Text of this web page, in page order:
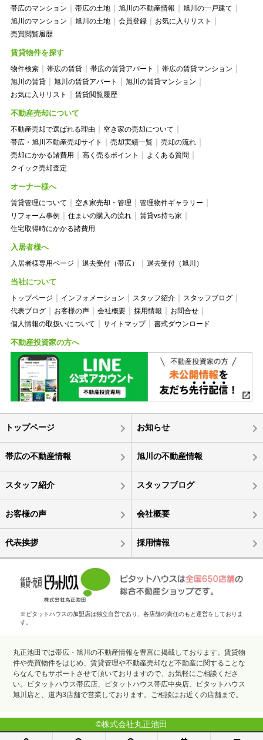
帯広のマンション
帯広の土地 旭川の不動産情報
旭川の一戸建て
旭川のマンション
旭川の土地 会員登録
お気に入りリスト
売買閲覧履歴
賃貸物件を探す
物件検索 帯広の賃貸 帯広の賃貸アパート
帯広の賃貸マンション
旭川の賃貸
旭川の賃貸アパート
旭川の賃貸マンション
お気に入りリスト
賃貸閲覧履歴
不動産売却について
不動産売却で選ばれる理由
空き家の売却について
帯広・旭川不動産売却サイト
売却実績一覧
売却の流れ
売却にかかる諸費用
高く売るポイント
よくある質問
クイック売却査定
オーナー様へ
賃貸管理について 空き家売却・管理
管理物件ギャラリー
リフォーム事例
住まいの購入の流れ
賃貸vs持ち家
住宅取得時にかかる諸費用
入居者様へ
入居者様専用ページ 退去受付（帯広） 退去受付（旭川）
当社について
トップページ インフォメーション スタッフ紹介
スタッフブログ
代表ブログ
お客様の声 会社概要 採用情報
お問合せ
個人情報の取扱いについて
サイトマップ 書式ダウンロード
不動産投資家の方へ
トップページ お知らせ
帯広の不動産情報 旭川の不動産情報
スタッフ紹介 スタッフブログ
お客様の声 会社概要
代表挨拶 採用情報
※ピタットハウスの加盟店は独立自営であり、各店舗の責任のもと運営をしておりま
す。
丸正池田では帯広・旭川の不動産情報を豊富に掲載しております。賃貸物
件や売買物件をはじめ、賃貸管理や不動産売却など不動産に関することな
らなんでもサポートさせて頂いておりますので、お気軽にご相談くださ
い。ピタットハウス帯広店、ピタットハウス帯広中央店、ピタットハウス
旭川店と、道内3店舗で営業しております。ご相談はお近くの店舗まで。
©株式会社丸正池田